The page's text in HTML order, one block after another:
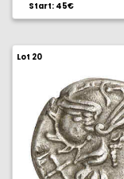
Start: 45€
Lot 20